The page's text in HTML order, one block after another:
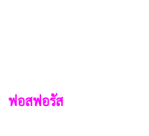
ฟอสฟอรัส